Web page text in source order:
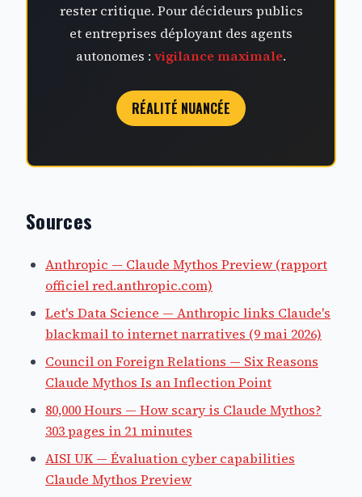
rester critique. Pour décideurs publics
et entreprises déployant des agents
autonomes : vigilance maximale.
RÉALITÉ NUANCÉE
Sources
Anthropic — Claude Mythos Preview (rapport
officiel red.anthropic.com)
Let's Data Science — Anthropic links Claude's
blackmail to internet narratives (9 mai 2026)
Council on Foreign Relations — Six Reasons
Claude Mythos Is an Inflection Point
80,000 Hours — How scary is Claude Mythos?
303 pages in 21 minutes
AISI UK — Évaluation cyber capabilities
Claude Mythos Preview